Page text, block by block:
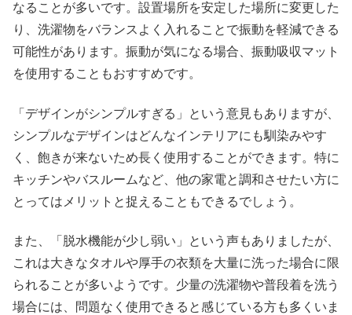
なることが多いです。設置場所を安定した場所に変更した
り、洗濯物をバランスよく入れることで振動を軽減できる
可能性があります。振動が気になる場合、振動吸収マット
を使用することもおすすめです。
「デザインがシンプルすぎる」という意見もありますが、
シンプルなデザインはどんなインテリアにも馴染みやす
く、飽きが来ないため長く使用することができます。特に
キッチンやバスルームなど、他の家電と調和させたい方に
とってはメリットと捉えることもできるでしょう。
また、「脱水機能が少し弱い」という声もありましたが、
これは大きなタオルや厚手の衣類を大量に洗った場合に限
られることが多いようです。少量の洗濯物や普段着を洗う
場合には、問題なく使用できると感じている方も多くいま